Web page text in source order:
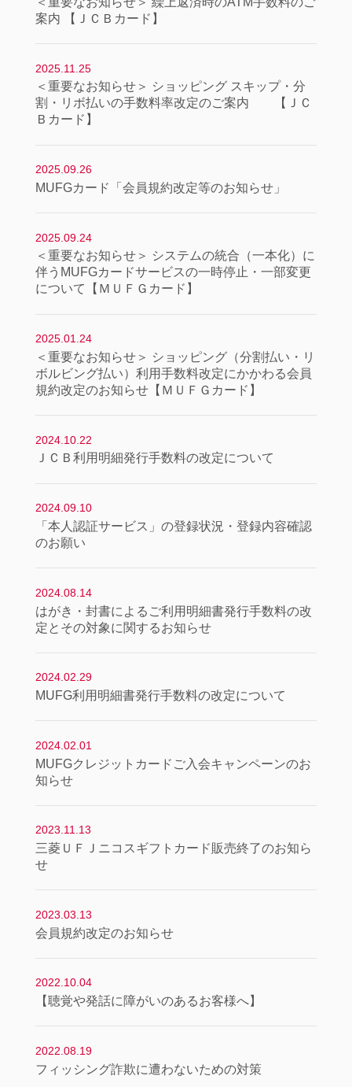
案内 【ＪＣＢカード】
2025.11.25
＜重要なお知らせ＞ ショッピング スキップ・分
割・リボ払いの手数料率改定のご案内 【ＪＣ
Ｂカード】
2025.09.26
MUFGカード「会員規約改定等のお知らせ」
2025.09.24
＜重要なお知らせ＞ システムの統合（一本化）に
伴うMUFGカードサービスの一時停止・一部変更
について【ＭＵＦＧカード】
2025.01.24
＜重要なお知らせ＞ ショッピング（分割払い・リ
ボルビング払い）利用手数料改定にかかわる会員
規約改定のお知らせ【ＭＵＦＧカード】
2024.10.22
ＪＣＢ利用明細発行手数料の改定について
2024.09.10
「本人認証サービス」の登録状況・登録内容確認
のお願い
2024.08.14
はがき・封書によるご利用明細書発行手数料の改
定とその対象に関するお知らせ
2024.02.29
MUFG利用明細書発行手数料の改定について
2024.02.01
MUFGクレジットカードご入会キャンペーンのお
知らせ
2023.11.13
三菱ＵＦＪニコスギフトカード販売終了のお知ら
せ
2023.03.13
会員規約改定のお知らせ
2022.10.04
【聴覚や発話に障がいのあるお客様へ】
2022.08.19
フィッシング詐欺に遭わないための対策